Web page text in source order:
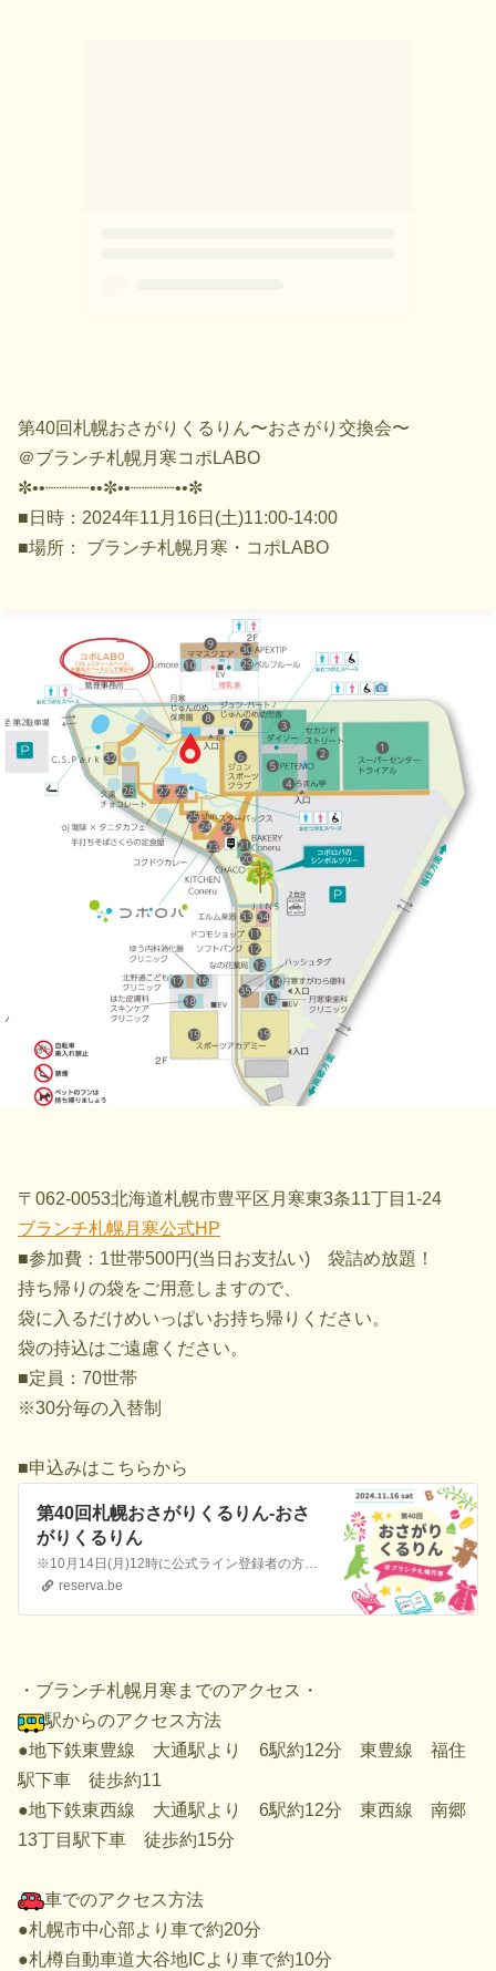
第40回札幌おさがりくるりん〜おさがり交換会〜
＠ブランチ札幌月寒コポLABO
✼••┈┈┈┈••✼••┈┈┈┈••✼
■日時：2024年11月16日(土)11:00-14:00
■場所： ブランチ札幌月寒・コポLABO
〒062-0053北海道札幌市豊平区月寒東3条11丁目1-24
ブランチ札幌月寒公式HP
■参加費：1世帯500円(当日お支払い) 袋詰め放題！
持ち帰りの袋をご用意しますので、
袋に入るだけめいっぱいお持ち帰りください。
袋の持込はご遠慮ください。
■定員：70世帯
※30分毎の入替制
■申込みはこちらから
第40回札幌おさがりくるりん-おさ
がりくるりん
※10月14日(月)12時に公式ライン登録者の方限定の先行予約をご案内します。 それまではお申し込みいただけません。 間違って申込まれた場合キャンセルといたしますのでご了承ください。 第40回札幌おさがりくるりん〜おさがり交換会〜 ＠ブランチ札幌月寒コポLABO ✼••┈┈┈┈••✼••┈┈┈┈••✼ ■日時：2024年11月16日(土)10…
reserva.be
・ブランチ札幌月寒までのアクセス・
駅からのアクセス方法
●地下鉄東豊線 大通駅より 6駅約12分 東豊線 福住
駅下車 徒歩約11
●地下鉄東西線 大通駅より 6駅約12分 東西線 南郷
13丁目駅下車 徒歩約15分
車でのアクセス方法
●札幌市中心部より車で約20分
●札樽自動車道大谷地ICより車で約10分